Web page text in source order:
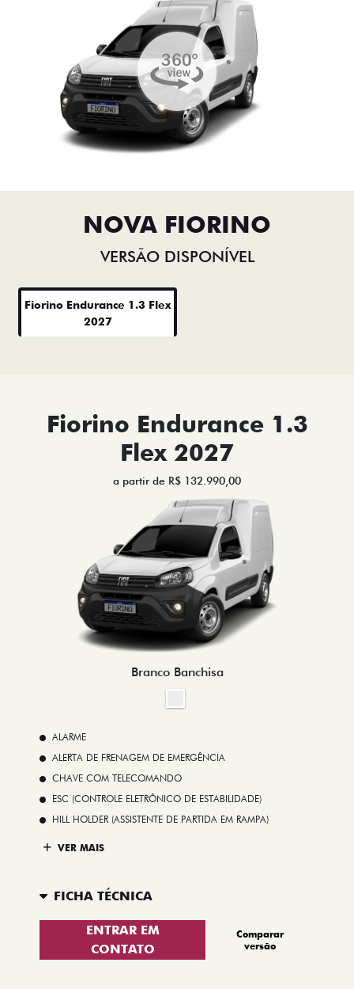
NOVA FIORINO
VERSÃO DISPONÍVEL
Fiorino Endurance 1.3 Flex
2027
Fiorino Endurance 1.3
Flex 2027
a partir de R$ 132.990,00
Branco Banchisa
ALARME
ALERTA DE FRENAGEM DE EMERGÊNCIA
CHAVE COM TELECOMANDO
ESC (CONTROLE ELETRÔNICO DE ESTABILIDADE)
HILL HOLDER (ASSISTENTE DE PARTIDA EM RAMPA)
VER MAIS
FICHA TÉCNICA
ENTRAR EM
CONTATO
Comparar
versão